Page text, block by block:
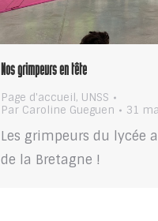
Nos grimpeurs en tête
Page d'accueil, UNSS
Par Caroline Gueguen 31
Les grimpeurs du lycée
de la Bretagne !